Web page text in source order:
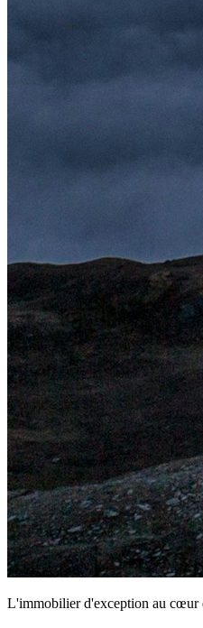
L'immobilier d'exception au cœur